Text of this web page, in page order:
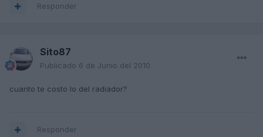
Responder
Sito87
Publicado 6 de Junio del 2010
cuanto te costo lo del radiador?
Responder